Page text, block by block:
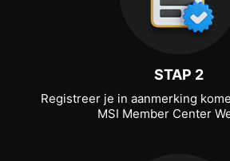
STAP 2
Registreer je in aanmerking
MSI Member Center